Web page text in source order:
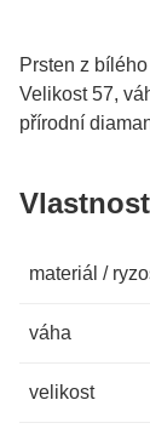
Prsten z
Velikost 57,
přírodní
materiál /
váha
velikost